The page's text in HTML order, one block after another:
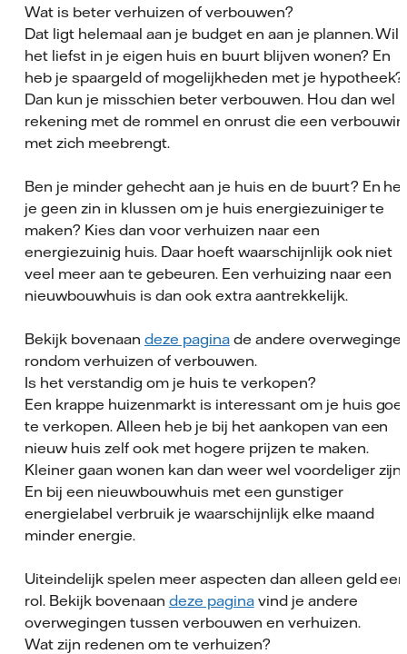
Wat is beter verhuizen of verbouwen?
Dat ligt helemaal aan je budget en aan je plannen. Wil
het liefst in je eigen huis en buurt blijven wonen? En
heb je spaargeld of mogelijkheden met je hypotheek?
Dan kun je misschien beter verbouwen. Hou dan wel
rekening met de rommel en onrust die een
met zich meebrengt.
Ben je minder gehecht aan je huis en de buurt? En
je geen zin in klussen om je huis energiezuiniger te
maken? Kies dan voor verhuizen naar een
energiezuinig huis. Daar hoeft waarschijnlijk ook niet
veel meer aan te gebeuren. Een verhuizing naar een
nieuwbouwhuis is dan ook extra aantrekkelijk.
Bekijk bovenaan deze paginade andere
rondom verhuizen of verbouwen.
Is het verstandig om je huis te verkopen?
Een krappe huizenmarkt is interessant om je huis
te verkopen. Alleen heb je bij het aankopen van een
nieuw huis zelf ook met hogere prijzen te maken.
Kleiner gaan wonen kan dan weer wel voordeliger zijn.
En bij een nieuwbouwhuis met een gunstiger
energielabel verbruik je waarschijnlijk elke maand
minder energie.
Uiteindelijk spelen meer aspecten dan alleen geld een
rol. Bekijk bovenaan deze paginavind je andere
overwegingen tussen verbouwen en verhuizen.
Wat zijn redenen om te verhuizen?